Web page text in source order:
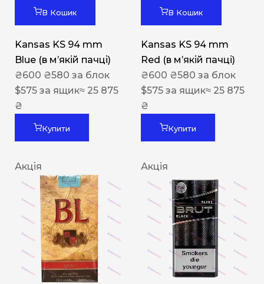
В Кошик
Kansas KS 94 mm
Blue (в мʼякій пачці)
₴600 ₴580 за блок
$575 за ящик≈ 25 875
₴
Купити
В Кошик
Kansas KS 94 mm
Red (в мʼякій пачці)
₴600 ₴580 за блок
$575 за ящик≈ 25 875
₴
Купити
Акція Акція